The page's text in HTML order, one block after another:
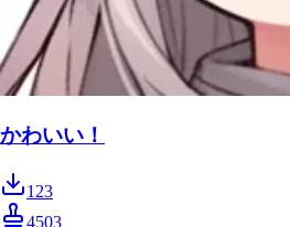
かわいい！
123
4503